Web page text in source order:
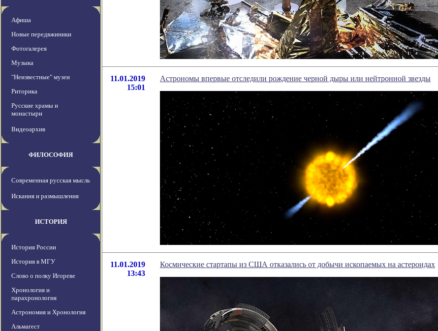
Афиша
Новые передвжиники
Фотогалерея
Музыка
"Неизвестные" музеи
Риторика
Русские храмы и
монастыри
Видеоархив
ФИЛОСОФИЯ
Современная русская мысль
Искания и размышления
ИСТОРИЯ
История России
История в МГУ
Слово о полку Игореве
Хронология и
парахронология
Астрономия и Хронология
Альмагест
11.01.2019
15:01
Астрономы впервые отследили рождение черной дыры или нейтронной звезды
11.01.2019
13:43
Космические стартапы из США отказались от добычи ископаемых на астероидах